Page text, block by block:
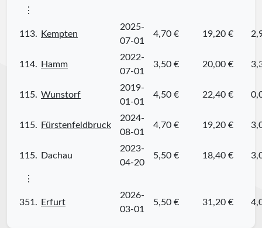
⋮
113. Kempten
2025-
07-01
4,70 € 19,20 €
114. Hamm
2022-
07-01
3,50 € 20,00 €
115. Wunstorf
2019-
01-01
4,50 € 22,40 €
115. Fürstenfeldbruck
2024-
08-01
4,70 € 19,20 €
115. Dachau
2023-
04-20
5,50 € 18,40 €
⋮
351. Erfurt
2026-
03-01
5,50 € 31,20 €